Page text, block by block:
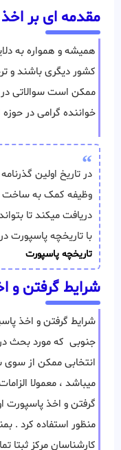
مقدمه ای بر
همیشه و همواره به
کشور دیگری باشند و
ممکن است سوالاتی در
خواننده گرامی در
در تاریخ اولین
وظیفه‌ کمک به ساخت
دریافت میکند تا
با تاریخچه
تاریخچه پاسپورت
شرایط گرفتن و
شرایط گرفتن و اخذ
جنوبی که مورد بحث در
انتخابی ممکن از سوی
میباشد ، معمولا
گرفتن و اخذ پاسپورت
منظور استفاده کرد .
کارشناسان مرکز ثبتا